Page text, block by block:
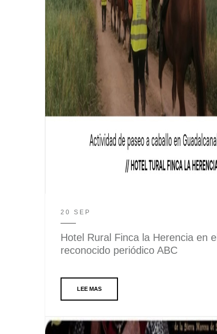
20 SEP
Hotel Rural Finca la Herencia en el
reconocido periódico ABC
LEE MAS